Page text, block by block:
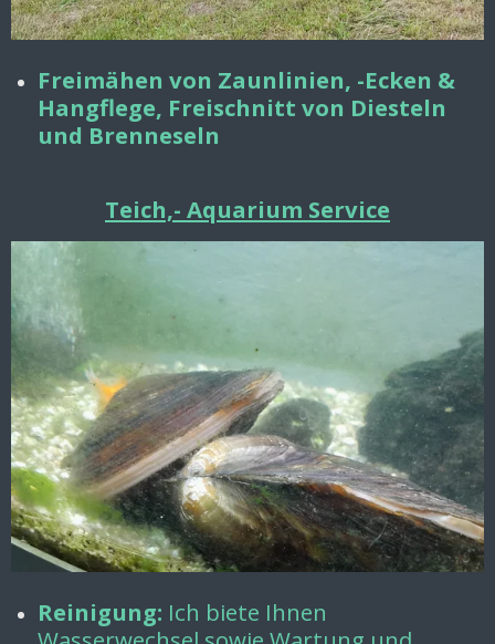
Freimähen von Zaunlinien, -Ecken &
Hangflege, Freischnitt von Diesteln
und Brenneseln
Teich,- Aquarium Service
Reinigung: Ich biete Ihnen